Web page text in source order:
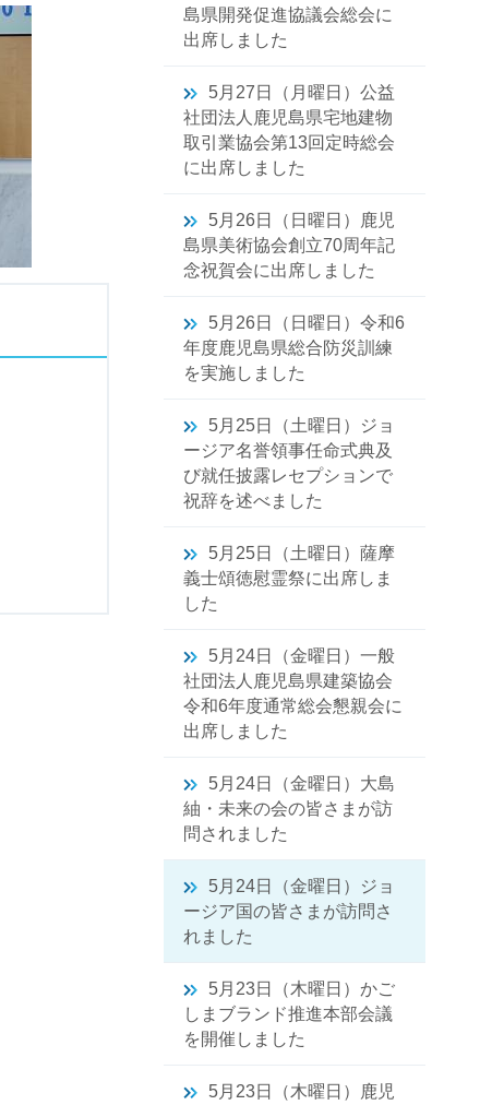
島県開発促進協議会総会に
出席しました
5月27日（月曜日）公益
社団法人鹿児島県宅地建物
取引業協会第13回定時総会
に出席しました
5月26日（日曜日）鹿児
島県美術協会創立70周年記
念祝賀会に出席しました
5月26日（日曜日）令和6
年度鹿児島県総合防災訓練
を実施しました
5月25日（土曜日）ジョ
ージア名誉領事任命式典及
び就任披露レセプションで
祝辞を述べました
5月25日（土曜日）薩摩
義士頌徳慰霊祭に出席しま
した
5月24日（金曜日）一般
社団法人鹿児島県建築協会
令和6年度通常総会懇親会に
出席しました
5月24日（金曜日）大島
紬・未来の会の皆さまが訪
問されました
5月24日（金曜日）ジョ
ージア国の皆さまが訪問さ
れました
5月23日（木曜日）かご
しまブランド推進本部会議
を開催しました
5月23日（木曜日）鹿児